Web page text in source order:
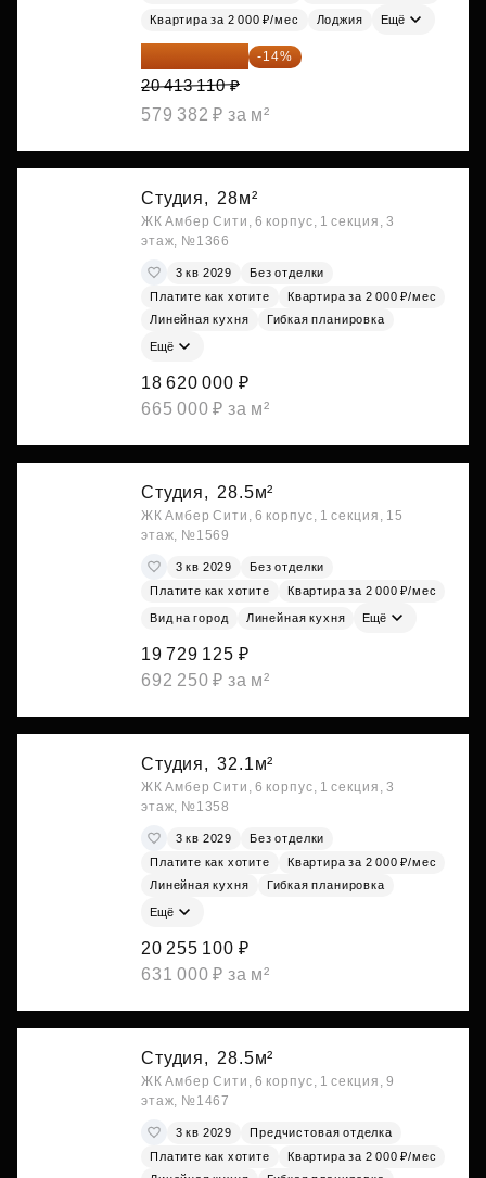
Квартира за 2 000 ₽/мес Лоджия Ещё
17 555 275 ₽ -14%
20 413 110 ₽
579 382 ₽ за м²
Студия, 28м²
ЖК Амбер Сити, 6 корпус, 1 секция, 3
этаж, №1366
3 кв 2029
Без отделки
Платите как хотите
Квартира за 2 000 ₽/мес
Линейная кухня
Гибкая планировка
Ещё
18 620 000 ₽
665 000 ₽ за м²
Студия, 28.5м²
ЖК Амбер Сити, 6 корпус, 1 секция, 15
этаж, №1569
3 кв 2029
Без отделки
Платите как хотите
Квартира за 2 000 ₽/мес
Вид на город Линейная кухня Ещё
19 729 125 ₽
692 250 ₽ за м²
Студия, 32.1м²
ЖК Амбер Сити, 6 корпус, 1 секция, 3
этаж, №1358
3 кв 2029
Без отделки
Платите как хотите
Квартира за 2 000 ₽/мес
Линейная кухня
Гибкая планировка
Ещё
20 255 100 ₽
631 000 ₽ за м²
Студия, 28.5м²
ЖК Амбер Сити, 6 корпус, 1 секция, 9
этаж, №1467
3 кв 2029
Предчистовая отделка
Платите как хотите
Квартира за 2 000 ₽/мес